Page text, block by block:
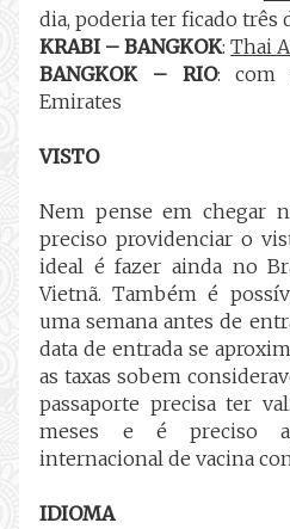
dia, poderia ter ficado três
KRABI – BANGKOK:Thai
BANGKOK – RIO: com
Emirates
VISTO
Nem pense em chegar
preciso providenciar o
ideal é fazer ainda no
Vietnã. Também é
uma semana antes de
data de entrada se
as taxas sobem
passaporte precisa ter
meses e é preciso
internacional de vacina
IDIOMA